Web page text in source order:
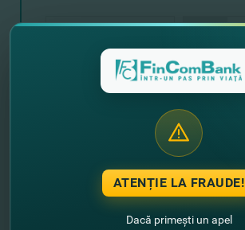
+373
Expediază solicitarea
ATENȚIE LA FRAUDE!
Dacă primești un apel